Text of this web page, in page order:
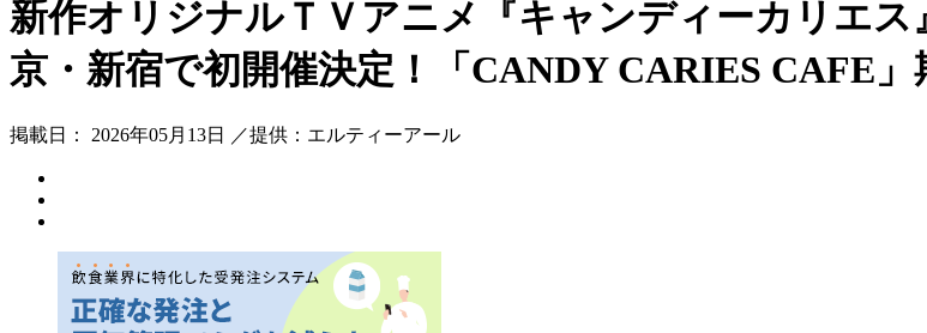
新作オリジナルＴＶアニメ『キャンディーカリエ
京・新宿で初開催決定！「CANDY CARIES CAFE
掲載日： 2026年05月13日 ／提供：エルティーアール